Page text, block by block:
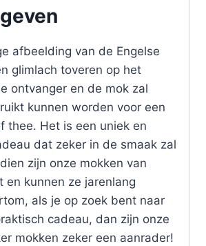
afbeelding van de Engelse
glimlach toveren op het
ontvanger en de mok zal
kunnen worden voor een
thee. Het is een uniek en
dat zeker in de smaak zal
zijn onze mokken van
en kunnen ze jarenlang
als je op zoek bent naar
cadeau, dan zijn onze
mokken zeker een aanrader!